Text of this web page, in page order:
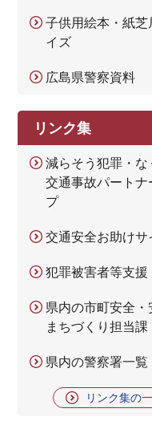
子供用絵本・紙芝
イズ
広島県警察資料
リンク集
減らそう犯罪・な
交通事故パートナ
プ
交通安全お助けサ
犯罪被害者等支援
県内の市町安全・
まちづくり担当課
県内の警察署一覧
リンク集の